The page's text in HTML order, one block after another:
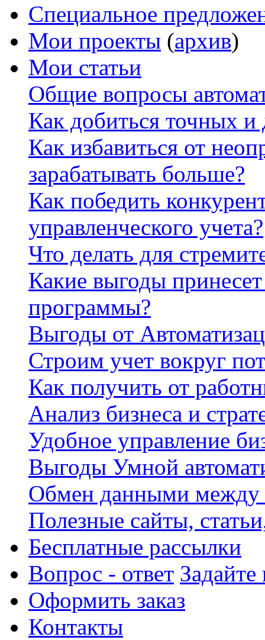
Специальное
Мои проекты (архив)
Мои статьи
Общие вопросы
Как добиться точных
Как избавиться от
зарабатывать больше?
Как победить
управленческого учета?
Что делать для
Какие выгоды
программы?
Выгоды от
Строим учет вокруг
Как получить от
Анализ бизнеса и
Удобное управление
Выгоды Умной
Обмен данными между
Полезные сайты,
Бесплатные рассылки
Вопрос - ответ
Оформить заказ
Контакты